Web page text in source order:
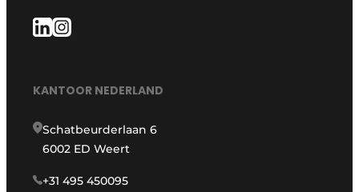
KANTOOR NEDERLAND
Schatbeurderlaan 6
6002 ED Weert
+31 495 450095